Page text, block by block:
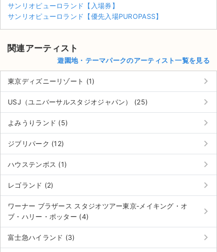
よくある質問
サイト情報
サンリオピューロランド【入場券】
サンリオピューロランド【優先入場PUROPASS】
関連アーティスト
遊園地・テーマパークのアーティスト一覧を見る
東京ディズニーリゾート (1) keyboard_arrow_right
USJ（ユニバーサルスタジオジャパン） (25) keyboard_arrow_right
よみうりランド (5) keyboard_arrow_right
ジブリパーク (12) keyboard_arrow_right
ハウステンボス (1) keyboard_arrow_right
レゴランド (2) keyboard_arrow_right
ワーナー ブラザース スタジオツアー東京‐メイキング・オ
ブ・ハリー・ポッター (4)
keyboard_arrow_right
富士急ハイランド (3) keyboard_arrow_right